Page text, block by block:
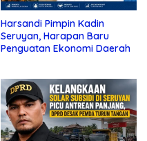
Harsandi Pimpin Kadin
Seruyan, Harapan Baru
Penguatan Ekonomi Daerah